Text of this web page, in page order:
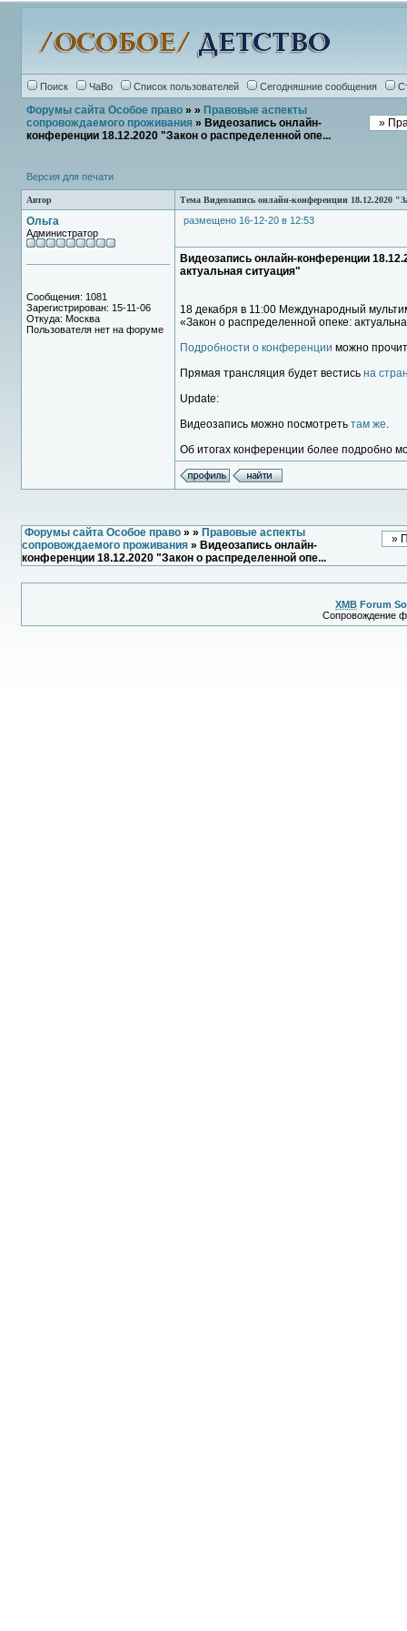
Поиск ЧаВо Список пользователей Сегодняшние сообщения
Форумы сайта Особое право» » Правовые аспекты
сопровождаемого проживания » Видеозапись онлайн-
конференции 18.12.2020 "Закон о распределенной опе...
Версия для печати
Автор Тема Видеозапись онлайн-конференции 18.12.2020
Ольга
Администратор
Сообщения: 1081
Зарегистрирован: 15-11-06
Откуда: Москва
Пользователя нет на форуме
размещено 16-12-20 в 12:53
Видеозапись онлайн-конференции
актуальная ситуация"
18 декабря в 11:00 Международный
«Закон о распределенной опеке:
Подробности о конференции можно
Прямая трансляция будет вестись на
Update:
Видеозапись можно посмотреть там же.
Об итогах конференции более подробно
Форумы сайта Особое право» » Правовые аспекты
сопровождаемого проживания» Видеозапись онлайн-
конференции 18.12.2020 "Закон о распределенной опе...
XMB Forum
Сопровождение